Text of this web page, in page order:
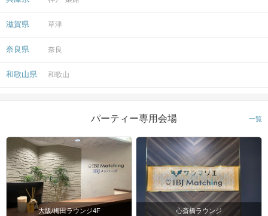
滋賀県 草津
奈良県 奈良
和歌山県 和歌山
パーティー専用会場 一覧
大阪/梅田ラウンジ4F 心斎橋ラウンジ